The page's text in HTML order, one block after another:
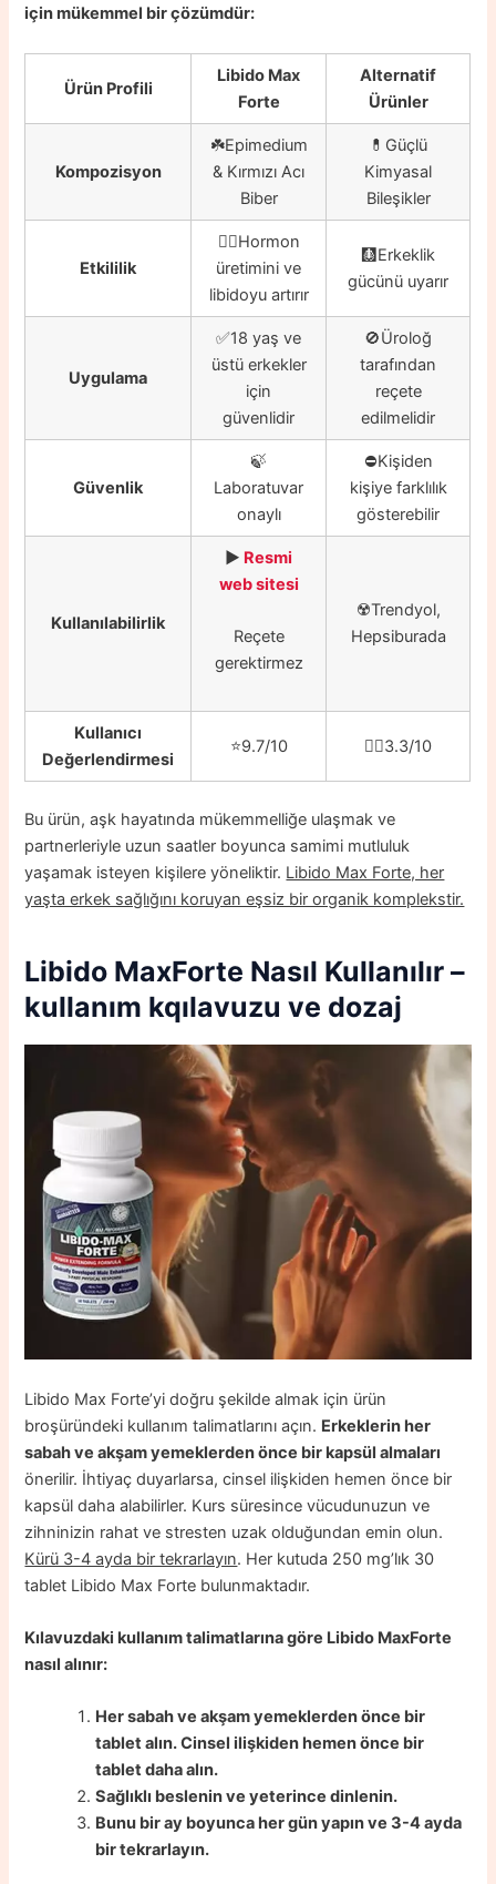
için mükemmel bir çözümdür:
Ürün Profili
Libido Max
Forte
Alternatif
Ürünler
Kompozisyon
☘️Epimedium
& Kırmızı Acı
Biber
💊Güçlü
Kimyasal
Bileşikler
Etkililik
👍🏼Hormon
üretimini ve
libidoyu artırır
🩻Erkeklik
gücünü uyarır
Uygulama
✅18 yaş ve
üstü erkekler
için
güvenlidir
🚫Üroloğ
tarafından
reçete
edilmelidir
Güvenlik
🍃
Laboratuvar
onaylı
⛔️Kişiden
kişiye farklılık
gösterebilir
Kullanılabilirlik
▶️ Resmi
web sitesi
Reçete
gerektirmez
☢️Trendyol,
Hepsiburada
Kullanıcı
Değerlendirmesi
⭐️9.7/10 👎🏼3.3/10
Bu ürün, aşk hayatında mükemmelliğe ulaşmak ve
partnerleriyle uzun saatler boyunca samimi mutluluk
yaşamak isteyen kişilere yöneliktir. Libido Max Forte, her
yaşta erkek sağlığını koruyan eşsiz bir organik komplekstir.
Libido MaxForte Nasıl Kullanılır –
kullanım kqılavuzu ve dozaj
Libido Max Forte’yi doğru şekilde almak için ürün
broşüründeki kullanım talimatlarını açın. Erkeklerin her
sabah ve akşam yemeklerden önce bir kapsül almaları
önerilir. İhtiyaç duyarlarsa, cinsel ilişkiden hemen önce bir
kapsül daha alabilirler. Kurs süresince vücudunuzun ve
zihninizin rahat ve stresten uzak olduğundan emin olun.
Kürü 3-4 ayda bir tekrarlayın. Her kutuda 250 mg’lık 30
tablet Libido Max Forte bulunmaktadır.
Kılavuzdaki kullanım talimatlarına göre Libido MaxForte
nasıl alınır:
Her sabah ve akşam yemeklerden önce bir
tablet alın. Cinsel ilişkiden hemen önce bir
tablet daha alın.
Sağlıklı beslenin ve yeterince dinlenin.
Bunu bir ay boyunca her gün yapın ve 3-4 ayda
bir tekrarlayın.